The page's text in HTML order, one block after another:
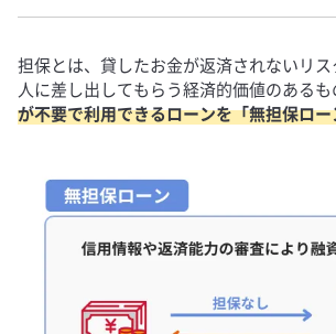
担保とは、貸したお金が返済されないリ
人に差し出してもらう経済的価値のある
が不要で利用できるローンを「無担保ロー